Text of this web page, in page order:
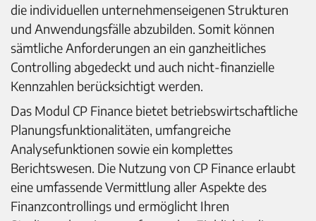
die individuellen unternehmenseigenen Strukturen
und Anwendungsfälle abzubilden. Somit können
sämtliche Anforderungen an ein ganzheitliches
Controlling abgedeckt und auch nicht-finanzielle
Kennzahlen berücksichtigt werden.
Das Modul CP Finance bietet betriebswirtschaftliche
Planungsfunktionalitäten, umfangreiche
Analysefunktionen sowie ein komplettes
Berichtswesen. Die Nutzung von CP Finance erlaubt
eine umfassende Vermittlung aller Aspekte des
Finanzcontrollings und ermöglicht Ihren